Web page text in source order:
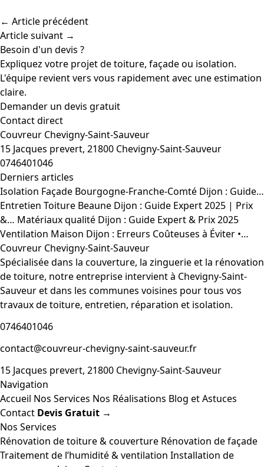
← Article précédent
Article suivant →
Besoin d'un devis ?
Expliquez votre projet de toiture, façade ou isolation.
L'équipe revient vers vous rapidement avec une estimation
claire.
Demander un devis gratuit
Contact direct
Couvreur Chevigny-Saint-Sauveur
15 Jacques prevert, 21800 Chevigny-Saint-Sauveur
0746401046
Derniers articles
Isolation Façade Bourgogne-Franche-Comté Dijon : Guide…
Entretien Toiture Beaune Dijon : Guide Expert 2025 | Prix
&… Matériaux qualité Dijon : Guide Expert & Prix 2025
Ventilation Maison Dijon : Erreurs Coûteuses à Éviter •…
Couvreur Chevigny-Saint-Sauveur
Spécialisée dans la couverture, la zinguerie et la rénovation
de toiture, notre entreprise intervient à Chevigny-Saint-
Sauveur et dans les communes voisines pour tous vos
travaux de toiture, entretien, réparation et isolation.
0746401046
contact@couvreur-chevigny-saint-sauveur.fr
15 Jacques prevert, 21800 Chevigny-Saint-Sauveur
Navigation
Accueil Nos Services Nos Réalisations Blog et Astuces
Contact Devis Gratuit →
Nos Services
Rénovation de toiture & couverture Rénovation de façade
Traitement de l’humidité & ventilation Installation de